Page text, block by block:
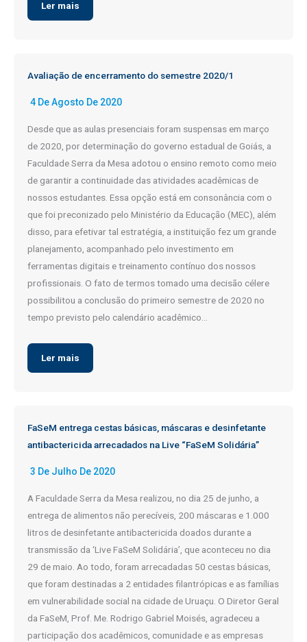
Ler mais
Avaliação de encerramento do semestre 2020/1
4 De Agosto De 2020
Desde que as aulas presenciais foram suspensas em março
de 2020, por determinação do governo estadual de Goiás, a
Faculdade Serra da Mesa adotou o ensino remoto como meio
de garantir a continuidade das atividades acadêmicas de
nossos estudantes. Essa opção está em consonância com o
que foi preconizado pelo Ministério da Educação (MEC), além
disso, para efetivar tal estratégia, a instituição fez um grande
planejamento, acompanhado pelo investimento em
ferramentas digitais e treinamento contínuo dos nossos
profissionais. O fato de termos tomado uma decisão célere
possibilitou a conclusão do primeiro semestre de 2020 no
tempo previsto pelo calendário acadêmico…
Ler mais
FaSeM entrega cestas básicas, máscaras e desinfetante
antibactericida arrecadados na Live “FaSeM Solidária”
3 De Julho De 2020
A Faculdade Serra da Mesa realizou, no dia 25 de junho, a
entrega de alimentos não perecíveis, 200 máscaras e 1.000
litros de desinfetante antibactericida doados durante a
transmissão da ‘Live FaSeM Solidária’, que aconteceu no dia
29 de maio. Ao todo, foram arrecadadas 50 cestas básicas,
que foram destinadas a 2 entidades filantrópicas e as famílias
em vulnerabilidade social na cidade de Uruaçu. O Diretor Geral
da FaSeM, Prof. Me. Rodrigo Gabriel Moisés, agradeceu a
participação dos acadêmicos, comunidade e as empresas